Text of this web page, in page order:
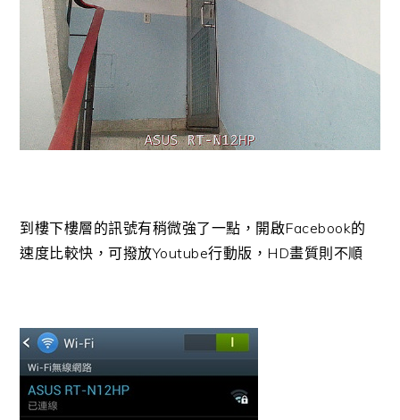
到樓下樓層的訊號有稍微強了一點，開啟Facebook的
速度比較快，可撥放Youtube行動版，HD畫質則不順